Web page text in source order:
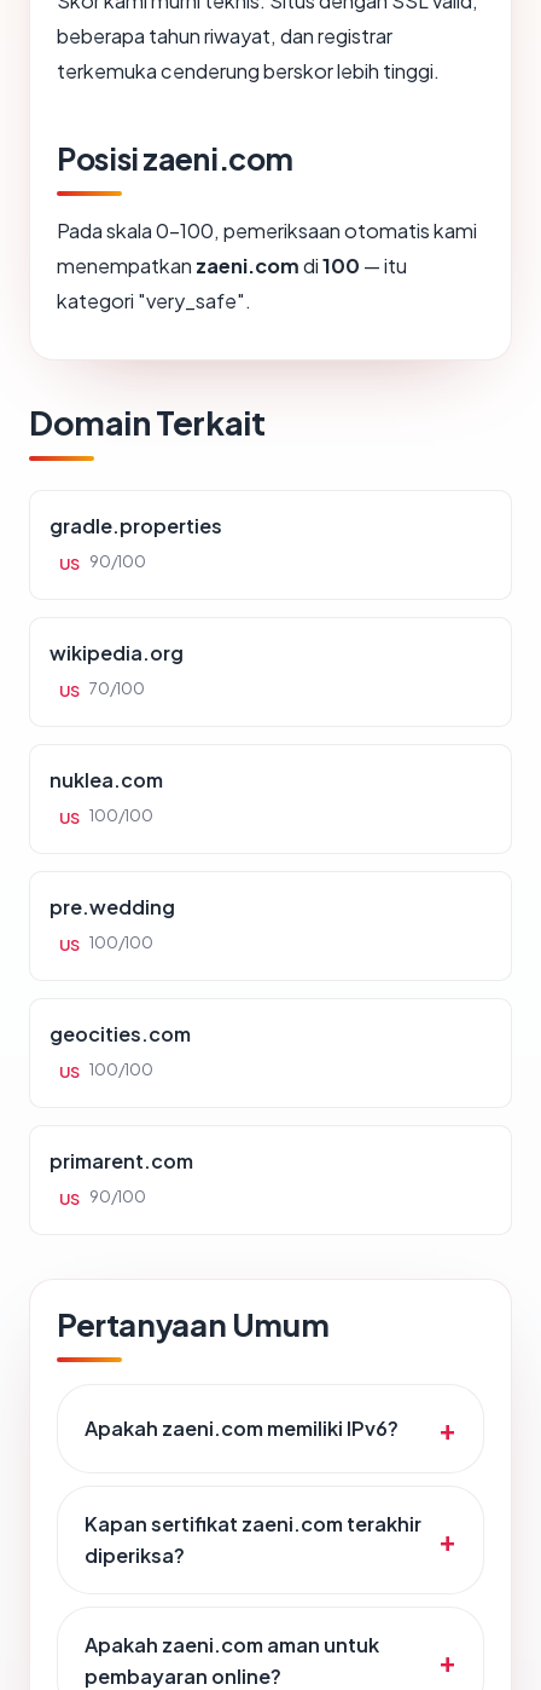
beberapa tahun riwayat, dan registrar
terkemuka cenderung berskor lebih tinggi.
Posisi zaeni.com
Pada skala 0-100, pemeriksaan otomatis kami
menempatkan zaeni.comdi100 — itu
kategori "very_safe".
Domain Terkait
gradle.properties
US 90/100
wikipedia.org
US 70/100
nuklea.com
US 100/100
pre.wedding
US 100/100
geocities.com
US 100/100
primarent.com
US 90/100
Pertanyaan Umum
Apakah zaeni.com memiliki IPv6?
Kapan sertifikat zaeni.com terakhir
diperiksa?
Apakah zaeni.com aman untuk
pembayaran online?